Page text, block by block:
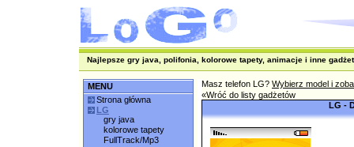
Najlepsze gry java, polifonia, kolorowe tapety, animacje i inne
MENU
Strona główna
LG
gry java
kolorowe tapety
FullTrack/Mp3
Masz telefon LG? Wybierz model i
«Wróć do listy gadżetów
LG -